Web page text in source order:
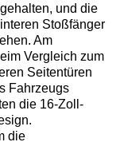
und die
Stoßfänger
Am
Vergleich zum
Seitentüren
Fahrzeugs
die 16-Zoll-
die